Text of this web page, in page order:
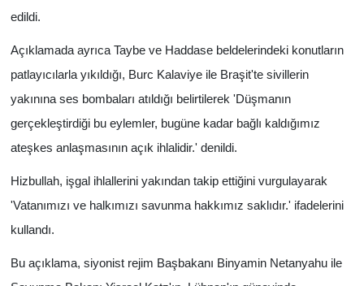
edildi.
Açıklamada ayrıca Taybe ve Haddase beldelerindeki konutların
patlayıcılarla yıkıldığı, Burc Kalaviye ile Braşit'te sivillerin
yakınına ses bombaları atıldığı belirtilerek 'Düşmanın
gerçekleştirdiği bu eylemler, bugüne kadar bağlı kaldığımız
ateşkes anlaşmasının açık ihlalidir.' denildi.
Hizbullah, işgal ihlallerini yakından takip ettiğini vurgulayarak
'Vatanımızı ve halkımızı savunma hakkımız saklıdır.' ifadelerini
kullandı.
Bu açıklama, siyonist rejim Başbakanı Binyamin Netanyahu ile